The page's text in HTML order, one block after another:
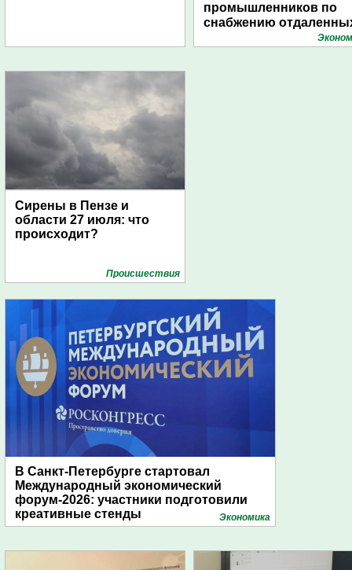
промышленников по
снабжению
поселений с помощью
Сирены в Пензе и
области 27 июля: что
происходит?
Проиcшествия
В Санкт-Петербурге стартовал
Международный экономический
форум-2026: участники подготовили
креативные стенды
Экономика